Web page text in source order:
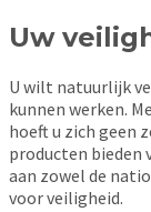
Uw
U wilt natuurlijk
kunnen werken.
hoeft u zich geen
producten bieden
aan zowel de
voor veiligheid.